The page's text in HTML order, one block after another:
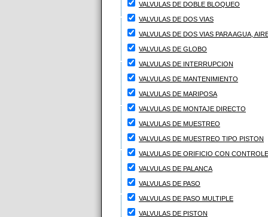
VALVULAS DE DOBLE BLOQUEO
VALVULAS DE DOS VIAS
VALVULAS DE DOS VIAS PARA AGUA,
VALVULAS DE GLOBO
VALVULAS DE INTERRUPCION
VALVULAS DE MANTENIMIENTO
VALVULAS DE MARIPOSA
VALVULAS DE MONTAJE DIRECTO
VALVULAS DE MUESTREO
VALVULAS DE MUESTREO TIPO PISTON
VALVULAS DE ORIFICIO CON
VALVULAS DE PALANCA
VALVULAS DE PASO
VALVULAS DE PASO MULTIPLE
VALVULAS DE PISTON